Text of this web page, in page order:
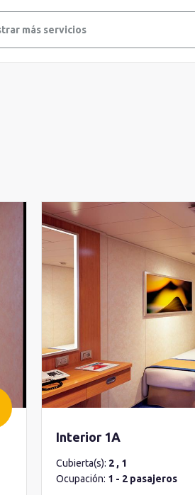
más servicios
Interior 1A
Cubierta(s): 2 , 1
Ocupación: 1 - 2 pasajeros